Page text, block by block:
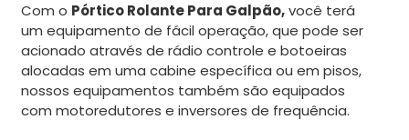
Com o Pórtico Rolante Para Galpão,você terá
um equipamento de fácil operação, que pode ser
acionado através de rádio controle e botoeiras
alocadas em uma cabine específica ou em pisos,
nossos equipamentos também são equipados
com motoredutores e inversores de frequência.